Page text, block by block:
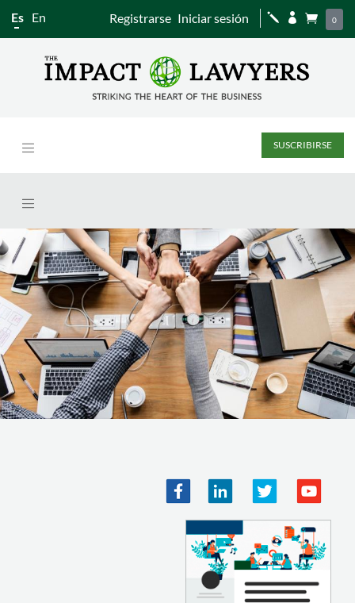
Es En Registrarse Iniciar sesión j   0
SUSCRIBIRSE